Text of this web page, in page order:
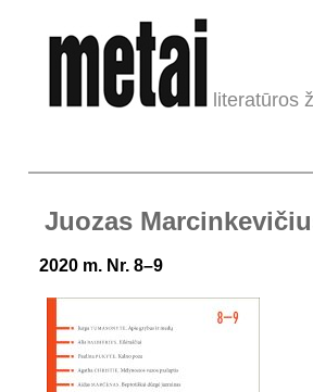
literatūros
Juozas
2020 m. Nr. 8–9